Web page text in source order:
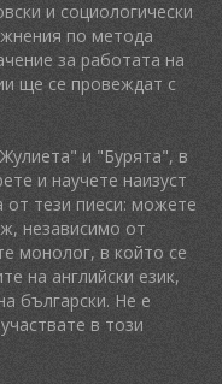
и социологически
по метода
за работата на
ще се провеждат с
и "Бурята", в
и научете наизуст
тези пиеси: можете
независимо от
монолог, в който се
на английски език,
български. Не е
в този